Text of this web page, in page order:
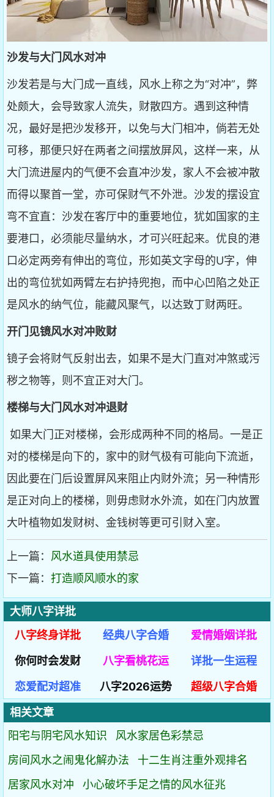
沙发与大门风水对冲
沙发若是与大门成一直线，风水上称之为“对冲”，弊
处颇大，会导致家人流失，财散四方。遇到这种情
况，最好是把沙发移开，以免与大门相冲，倘若无处
可移，那便只好在两者之间摆放屏风，这样一来，从
大门流进屋内的气便不会直冲沙发，家人不会被冲散
而得以聚首一堂，亦可保财气不外泄。沙发的摆设宜
弯不宜直：沙发在客厅中的重要地位，犹如国家的主
要港口，必须能尽量纳水，才可兴旺起来。优良的港
口必定两旁有伸出的弯位，形如英文字母的U字，伸
出的弯位犹如两臂左右护持兜抱，而中心凹陷之处正
是风水的纳气位，能藏风聚气，以达致丁财两旺。
开门见镜风水对冲败财
镜子会将财气反射出去，如果不是大门直对冲煞或污
秽之物等，则不宜正对大门。
楼梯与大门风水对冲退财
如果大门正对楼梯，会形成两种不同的格局。一是正
对的楼梯是向下的，家中的财气极有可能向下流逝，
因此要在门后设置屏风来阻止内财外流；另一种情形
是正对向上的楼梯，则毋虑财水外流，如在门内放置
大叶植物如发财树、金钱树等更可引财入室。
上一篇： 风水道具使用禁忌
下一篇： 打造顺风顺水的家
大师八字详批
八字终身详批
经典八字合婚
爱情婚姻详批
你何时会发财
八字看桃花运
详批一生运程
恋爱配对超准
八字2026运势
超级八字合婚
相关文章
阳宅与阴宅风水知识
风水家居色彩禁忌
房间风水之闹鬼化解办法
十二生肖注重外观排名
居家风水对冲
小心破坏手足之情的风水征兆